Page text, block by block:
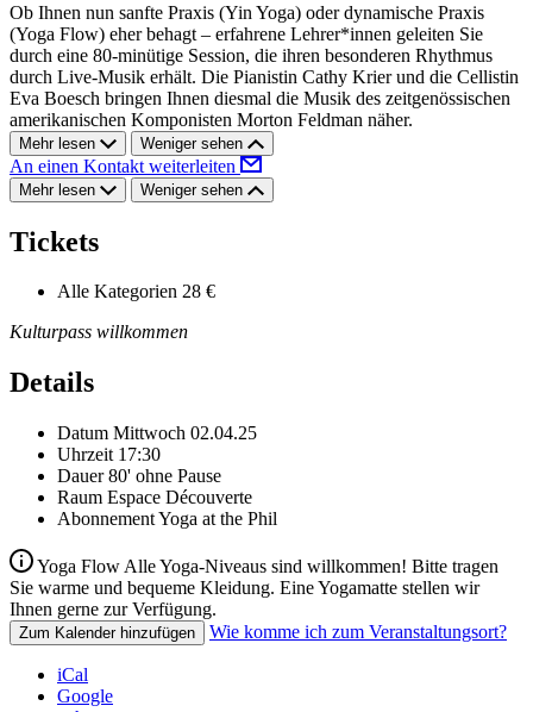
Ob Ihnen nun sanfte Praxis (Yin Yoga) oder dynamische Praxis
(Yoga Flow) eher behagt – erfahrene Lehrer*innen geleiten Sie
durch eine 80-minütige Session, die ihren besonderen Rhythmus
durch Live-Musik erhält. Die Pianistin Cathy Krier und die Cellistin
Eva Boesch bringen Ihnen diesmal die Musik des zeitgenössischen
amerikanischen Komponisten Morton Feldman näher.
Mehr lesen Weniger sehen
An einen Kontakt weiterleiten
Mehr lesen Weniger sehen
Tickets
Alle Kategorien 28 €
Kulturpass willkommen
Details
Datum Mittwoch 02.04.25
Uhrzeit 17:30
Dauer 80' ohne Pause
Raum Espace Découverte
AbonnementYoga at the Phil
Yoga Flow Alle Yoga-Niveaus sind willkommen! Bitte tragen
Sie warme und bequeme Kleidung. Eine Yogamatte stellen wir
Ihnen gerne zur Verfügung.
Zum Kalender hinzufügen Wie komme ich zum Veranstaltungsort?
iCal
Google